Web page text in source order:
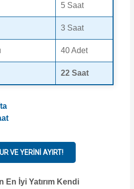
5 Saat
3 Saat
40 Adet
22 Saat
VE YERINI AYIRT!
En İyi Yatırım Kendi